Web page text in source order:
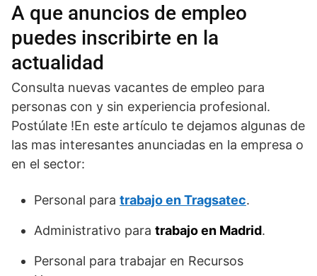
A que anuncios de empleo
puedes inscribirte en la
actualidad
Consulta nuevas vacantes de empleo para
personas con y sin experiencia profesional.
Postúlate !En este artículo te dejamos algunas de
las mas interesantes anunciadas en la empresa o
en el sector:
Personal para trabajo en Tragsatec.
Administrativo para trabajo en Madrid.
Personal para trabajar en Recursos